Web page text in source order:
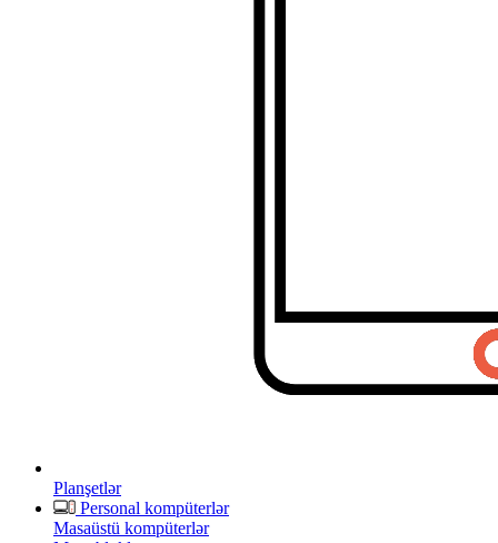
Planşetlər
Personal kompüterlər
Masaüstü kompüterlər